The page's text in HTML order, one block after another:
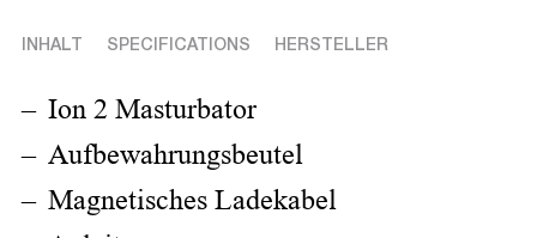
INHALT SPECIFICATIONS HERSTELLER
Ion 2 Masturbator
Aufbewahrungsbeutel
Magnetisches Ladekabel